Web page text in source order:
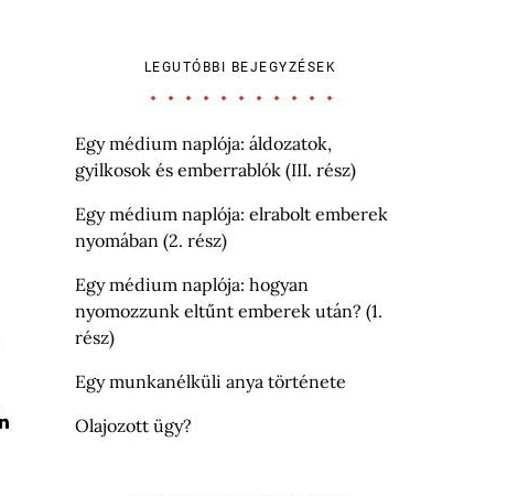
LEGUTÓBBI BEJEGYZÉSEK
Egy médium naplója: áldozatok,
gyilkosok és emberrablók (III. rész)
Egy médium naplója: elrabolt emberek
nyomában (2. rész)
Egy médium naplója: hogyan
nyomozzunk eltűnt emberek után? (1.
rész)
Egy munkanélküli anya története
Olajozott ügy?